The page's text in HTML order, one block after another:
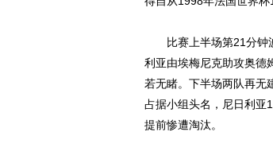
比赛上半场第21分钟波
利亚由埃梅尼克助攻奥德
若无睹。下半场两队再无
占据小组头名，尼日利亚
提前惨遭淘汰。